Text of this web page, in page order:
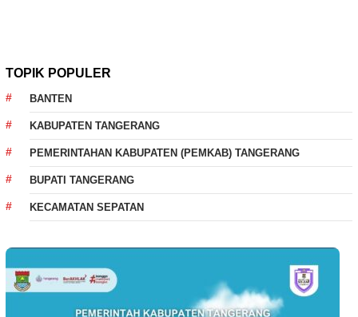
TOPIK POPULER
BANTEN
KABUPATEN TANGERANG
PEMERINTAHAN KABUPATEN (PEMKAB) TANGERANG
BUPATI TANGERANG
KECAMATAN SEPATAN